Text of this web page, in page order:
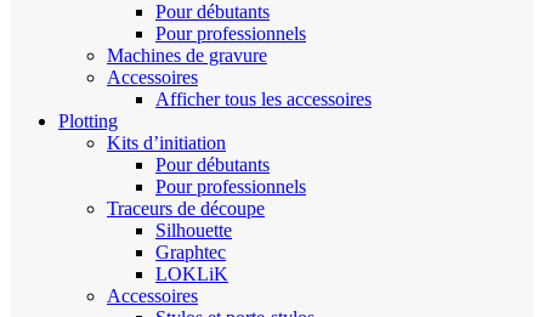
Pour débutants
Pour professionnels
Machines de gravure
Accessoires
Afficher tous les accessoires
Plotting
Kits d’initiation
Pour débutants
Pour professionnels
Traceurs de découpe
Silhouette
Graphtec
LOKLiK
Accessoires